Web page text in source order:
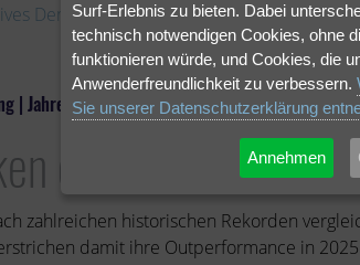
Denken erlaubt…" als pdf herunterladen.
| Jahresausblick 2026
erlaubt…
zahlreichen historischen Rekorden
damit ihre Outperformance in
Surf-Erlebnis zu bieten. Dabei
technisch notwendigen Cookies, ohne
funktionieren würde, und Cookies, die
Anwenderfreundlichkeit zu verbessern.
Sie unserer Datenschutzerklärung
Annehmen